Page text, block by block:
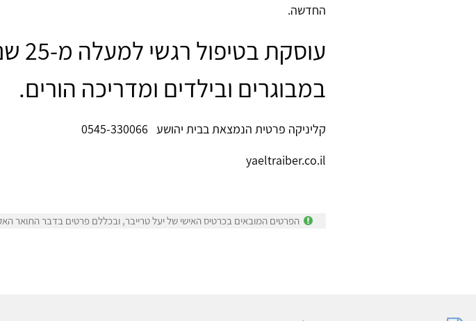
החדשה.
במבוגרים ובילדים ומדריכה הורים.
קליניקה פרטית הנמצאת בבית יהושע 0545-330066
yaeltraiber.co.il
הפרטים המובאים בכרטיס האישי של יעל טרייבר, ובכללם פרטים בדבר התואר